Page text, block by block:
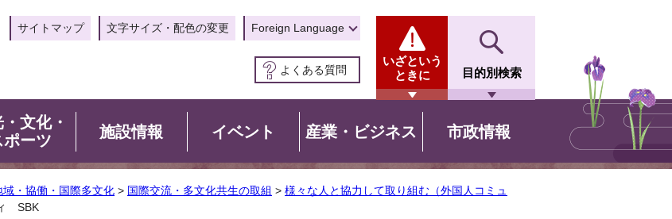
サイトマップ 文字サイズ・配色の変更 Foreign Language
よくある質問
いざという
ときに
目的別検索
文化・
ポーツ
施設情報 イベント 産業・ビジネス 市政情報
域・協働・国際多文化 > 国際交流・多文化共生の取組 > 様々な人と協力して取り組む（外国人コミュ
SBK